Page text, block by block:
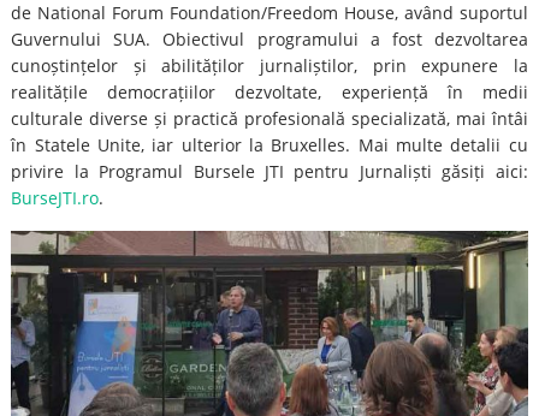
de National Forum Foundation/Freedom House, având suportul
Guvernului SUA. Obiectivul programului a fost dezvoltarea
cunoștințelor și abilităților jurnaliștilor, prin expunere la
realitățile democrațiilor dezvoltate, experiență în medii
culturale diverse și practică profesională specializată, mai întâi
în Statele Unite, iar ulterior la Bruxelles. Mai multe detalii cu
privire la Programul Bursele JTI pentru Jurnaliști găsiți aici:
BurseJTI.ro.